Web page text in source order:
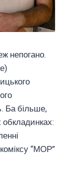
непогано.
Ба більше,
“МОР”